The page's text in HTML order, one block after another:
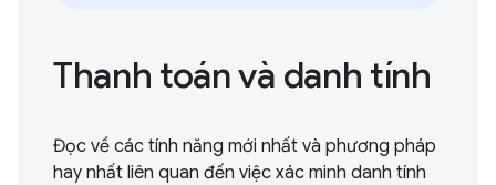
Thanh toán và danh tính
Đọc về các tính năng mới nhất và phương pháp
hay nhất liên quan đến việc xác minh danh tính